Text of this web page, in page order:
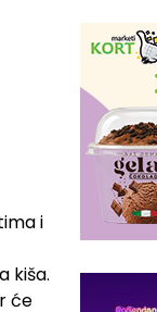
i
kiša.
će